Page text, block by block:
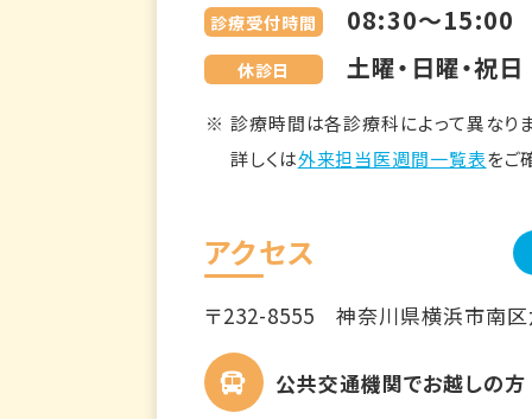
診療受付時間 08:30～15:00
休診日 土曜・日曜・祝日
診療時間は各診療科によって異なりま
詳しくは外来担当医週間一覧表をご
アクセス
〒232-8555神奈川県横浜市南
公共交通機関でお越しの方